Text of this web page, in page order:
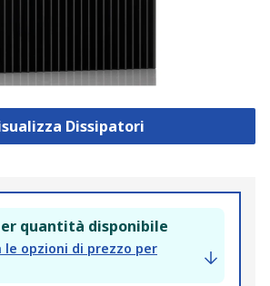
Dissipatori
quantità disponibile
le opzioni di prezzo per